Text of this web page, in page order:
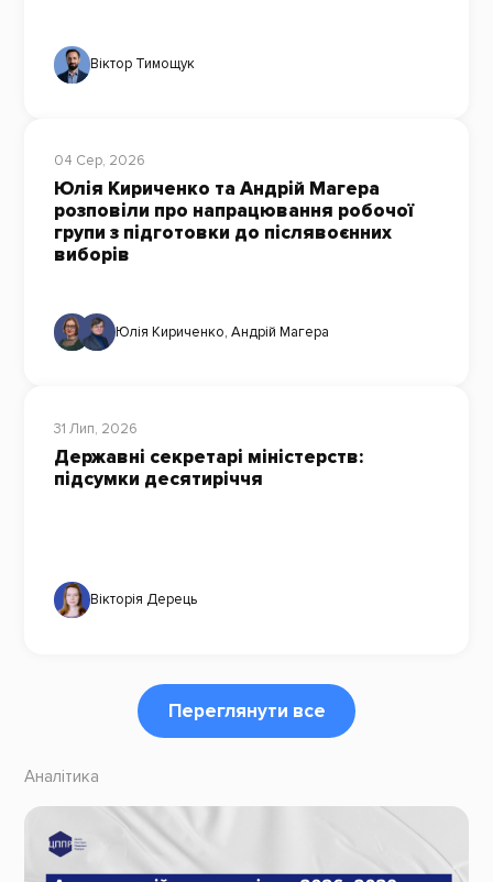
Віктор Тимощук
04 Сер, 2026
Юлія Кириченко та Андрій Магера
розповіли про напрацювання робочої
групи з підготовки до післявоєнних
виборів
Юлія Кириченко, Андрій Магера
31 Лип, 2026
Державні секретарі міністерств:
підсумки десятиріччя
Вікторія Дерець
Переглянути все
Аналітика